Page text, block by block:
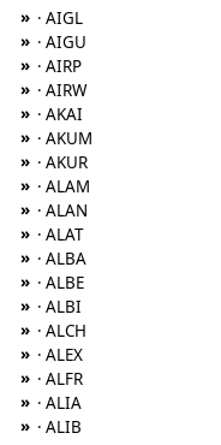
» · AIGL
» · AIGU
» · AIRP
» · AIRW
» · AKAI
» · AKUM
» · AKUR
» · ALAM
» · ALAN
» · ALAT
» · ALBA
» · ALBE
» · ALBI
» · ALCH
» · ALEX
» · ALFR
» · ALIA
» · ALIB